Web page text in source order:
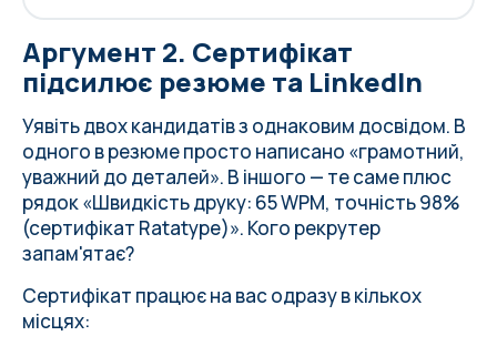
Аргумент 2. Сертифікат
підсилює резюме та LinkedIn
Уявіть двох кандидатів з однаковим досвідом. В
одного в резюме просто написано «грамотний,
уважний до деталей». В іншого — те саме плюс
рядок «Швидкість друку: 65 WPM, точність 98%
(сертифікат Ratatype)». Кого рекрутер
запам'ятає?
Сертифікат працює на вас одразу в кількох
місцях: